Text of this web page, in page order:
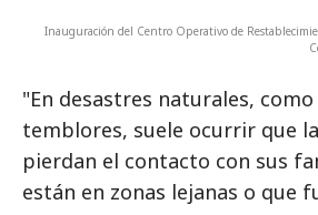
Inauguración del Centro Operativo de
"En desastres naturales,
temblores, suele ocurrir que
pierdan el contacto con sus
están en zonas lejanas o que